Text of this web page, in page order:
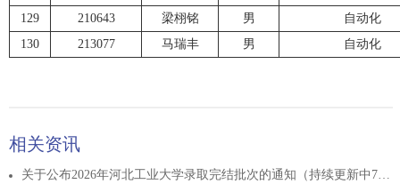
129
210643 梁栩铭 男
自动化
130
213077 马瑞丰 男 自动化
相关资讯
关于公布2026年河北工业大学录取完结批次的通知（持续更新中7.31）